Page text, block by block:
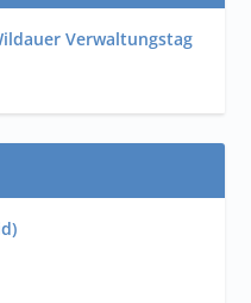
Verwaltungstag